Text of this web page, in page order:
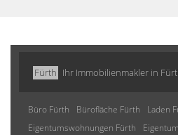
Fürth Ihr Immobilienmakler in
Büro Fürth Bürofläche Fürth Laden
Eigentumswohnungen Fürth